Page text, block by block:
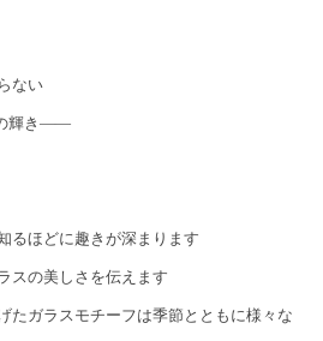
ない
輝き――
るほどに趣きが深まります
スの美しさを伝えます
たガラスモチーフは季節とともに様々な